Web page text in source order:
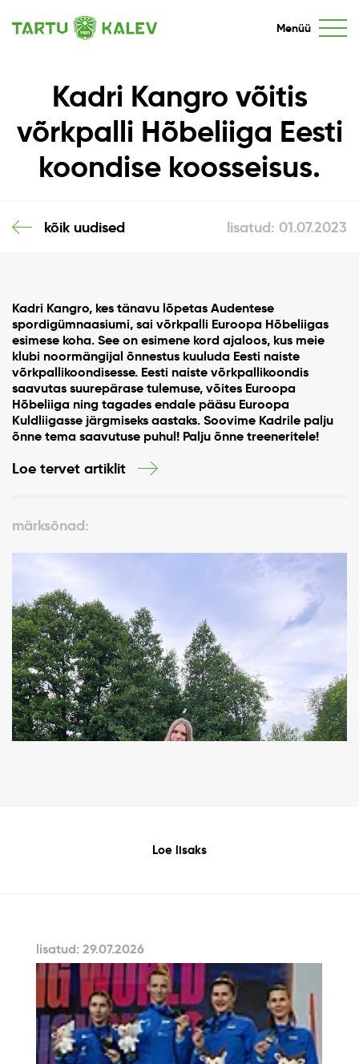
Menüü
Kadri Kangro võitis
võrkpalli Hõbeliiga Eesti
koondise koosseisus.
kõik uudised lisatud: 01.07.2023
Kadri Kangro, kes tänavu lõpetas Audentese
spordigümnaasiumi, sai võrkpalli Euroopa Hõbeliigas
esimese koha. See on esimene kord ajaloos, kus meie
klubi noormängijal õnnestus kuuluda Eesti naiste
võrkpallikoondisesse. Eesti naiste võrkpallikoondis
saavutas suurepärase tulemuse, võites Euroopa
Hõbeliiga ning tagades endale pääsu Euroopa
Kuldliigasse järgmiseks aastaks. Soovime Kadrile palju
õnne tema saavutuse puhul! Palju õnne treeneritele!
Loe tervet artiklit
märksõnad:
Loe lisaks
lisatud: 29.07.2026